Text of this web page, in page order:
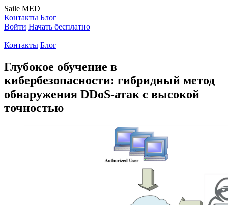
Saile MED
Контакты Блог
Войти Начать бесплатно
Контакты Блог
Глубокое обучение в
кибербезопасности: гибридный метод
обнаружения DDoS-атак с высокой
точностью